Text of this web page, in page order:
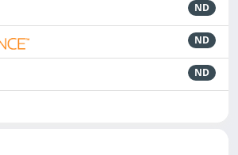
ND
ND
ND